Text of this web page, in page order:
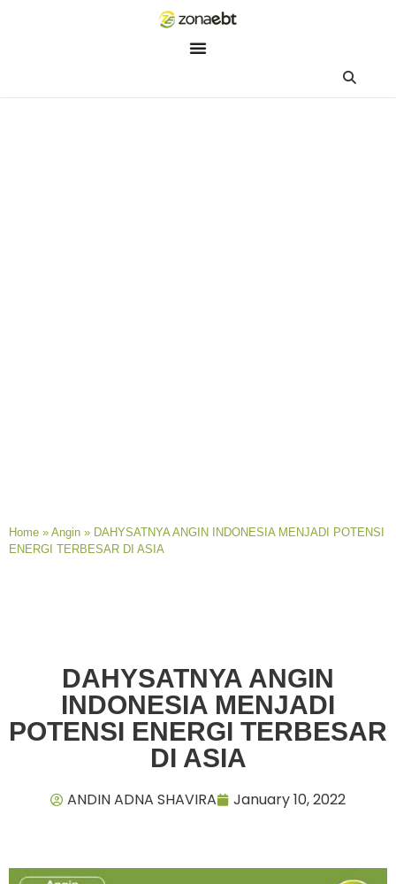
Home » Angin » DAHYSATNYA ANGIN INDONESIA MENJADI POTENSI
ENERGI TERBESAR DI ASIA
DAHYSATNYA ANGIN
INDONESIA MENJADI
POTENSI ENERGI TERBESAR
DI ASIA
ANDIN ADNA SHAVIRA January 10, 2022